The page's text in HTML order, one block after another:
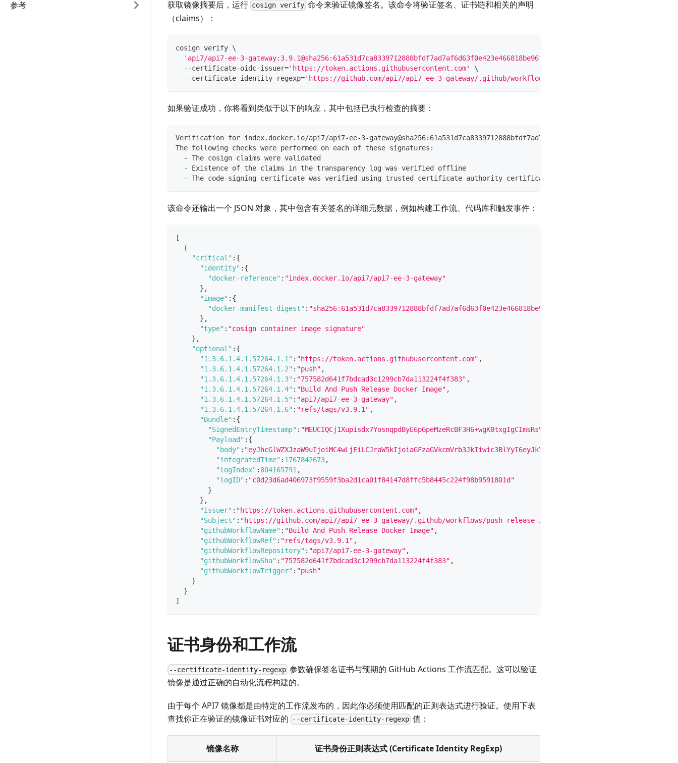
参考
获取镜像摘要后，运行 cosign verify 命令来验证镜像签名。该命令将验证签名、证书链和相关的声明
（claims）：
cosign verify \
'api7/api7-ee-3-gateway:3.9.1@sha256:61a531d7ca8339712888bfdf7ad7af6d63f0e423e466818be96f0aaa3fc89578'
  --certificate-oidc-issuer
='https://token.actions.githubusercontent.com'
\
  --certificate-identity-regexp
='https://github.com/api7/api7-ee-3-gateway/.github/workflows/push-release-image.yaml'
如果验证成功，你将看到类似于以下的响应，其中包括已执行检查的摘要：
Verification for index.docker.io/api7/api7-ee-3-
The following checks were performed on each of these signatures:
  - The cosign claims were validated
  - Existence of the claims in the transparency log was verified offline
  - The code-signing certificate was verified using trusted certificate authority certificates
该命令还输出一个 JSON 对象，其中包含有关签名的详细元数据，例如构建工作流、代码库和触发事件：
[
{
"critical" : {
"identity" : {
"docker-reference" : "index.docker.io/api7/api7-ee-3-gateway"
} ,
"image" : {
"docker-manifest-digest" : "sha256:61a531d7ca8339712888bfdf7ad7af6d63f0e423e466818be96f0aaa3fc89578"
} ,
"type" : "cosign container image signature"
} ,
"optional" : {
"1.3.6.1.4.1.57264.1.1" : "https://token.actions.githubusercontent.com" ,
"1.3.6.1.4.1.57264.1.2" : "push" ,
"1.3.6.1.4.1.57264.1.3" : "757582d641f7bdcad3c1299cb7da113224f4f383" ,
"1.3.6.1.4.1.57264.1.4" : "Build And Push Release Docker Image" ,
"1.3.6.1.4.1.57264.1.5" : "api7/api7-ee-3-gateway" ,
"1.3.6.1.4.1.57264.1.6" : "refs/tags/v3.9.1" ,
"Bundle" : {
"SignedEntryTimestamp" :
"Payload" : {
"body" :
"integratedTime" : 1767842673,
"logIndex" : 804165791 ,
"logID" : "c0d23d6ad406973f9559f3ba2d1ca01f84147d8ffc5b8445c224f98b9591801d"
}
} ,
"Issuer" : "https://token.actions.githubusercontent.com" ,
"Subject" : "https://github.com/api7/api7-ee-3-gateway/.github/workflows/push-release-image.yaml@refs/tags/v3.9.1"
"githubWorkflowName" : "Build And Push Release Docker Image" ,
"githubWorkflowRef" : "refs/tags/v3.9.1" ,
"githubWorkflowRepository" : "api7/api7-ee-3-gateway" ,
"githubWorkflowSha" : "757582d641f7bdcad3c1299cb7da113224f4f383" ,
"githubWorkflowTrigger" : "push"
}
}
]
证书身份和工作流
--certificate-identity-regexp 参数确保签名证书与预期的 GitHub Actions 工作流匹配。这可以验证
镜像是通过正确的自动化流程构建的。
由于每个 API7 镜像都是由特定的工作流发布的，因此你必须使用匹配的正则表达式进行验证。使用下表
查找你正在验证的镜像证书对应的
--certificate-identity-regexp 值：
镜像名称 证书身份正则表达式 (Certificate Identity RegExp)